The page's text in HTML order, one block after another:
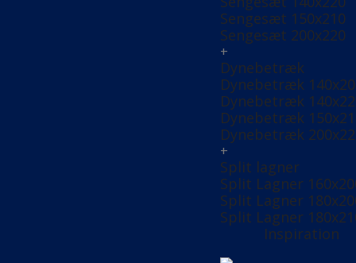
Sengesæt 150x210
Sengesæt 200x220
+
Dynebetræk
Dynebetræk
Dynebetræk
Dynebetræk
Dynebetræk
+
Split lagner
Split Lagner
Split Lagner
Split Lagner
Inspiration